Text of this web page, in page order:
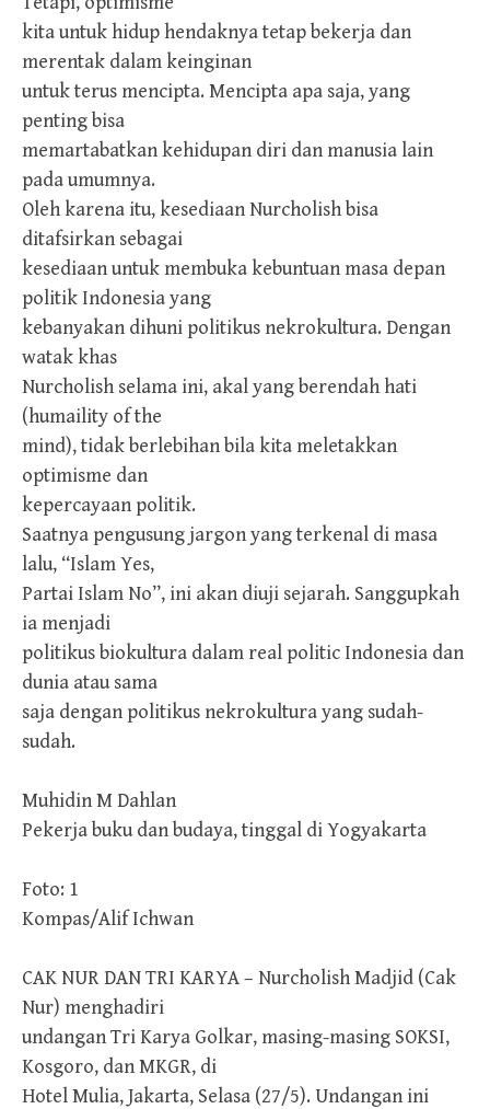
kita untuk hidup hendaknya tetap bekerja dan
merentak dalam keinginan
untuk terus mencipta. Mencipta apa saja, yang
penting bisa
memartabatkan kehidupan diri dan manusia lain
pada umumnya.
Oleh karena itu, kesediaan Nurcholish bisa
ditafsirkan sebagai
kesediaan untuk membuka kebuntuan masa depan
politik Indonesia yang
kebanyakan dihuni politikus nekrokultura. Dengan
watak khas
Nurcholish selama ini, akal yang berendah hati
(humaility of the
mind), tidak berlebihan bila kita meletakkan
optimisme dan
kepercayaan politik.
Saatnya pengusung jargon yang terkenal di masa
lalu, “Islam Yes,
Partai Islam No”, ini akan diuji sejarah. Sanggupkah
ia menjadi
politikus biokultura dalam real politic Indonesia dan
dunia atau sama
saja dengan politikus nekrokultura yang sudah-
sudah.
Muhidin M Dahlan
Pekerja buku dan budaya, tinggal di Yogyakarta
Foto: 1
Kompas/Alif Ichwan
CAK NUR DAN TRI KARYA – Nurcholish Madjid (Cak
Nur) menghadiri
undangan Tri Karya Golkar, masing-masing SOKSI,
Kosgoro, dan MKGR, di
Hotel Mulia, Jakarta, Selasa (27/5). Undangan ini